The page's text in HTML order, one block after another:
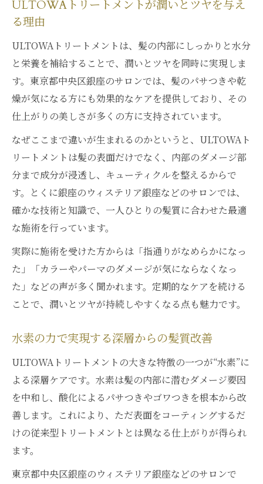
ULTOWAトリートメントが潤いとツヤを与え
る理由
ULTOWAトリートメントは、髪の内部にしっかりと水分
と栄養を補給することで、潤いとツヤを同時に実現しま
す。東京都中央区銀座のサロンでは、髪のパサつきや乾
燥が気になる方にも効果的なケアを提供しており、その
仕上がりの美しさが多くの方に支持されています。
なぜここまで違いが生まれるのかというと、ULTOWAト
リートメントは髪の表面だけでなく、内部のダメージ部
分まで成分が浸透し、キューティクルを整えるからで
す。とくに銀座のウィステリア銀座などのサロンでは、
確かな技術と知識で、一人ひとりの髪質に合わせた最適
な施術を行っています。
実際に施術を受けた方からは「指通りがなめらかになっ
た」「カラーやパーマのダメージが気にならなくなっ
た」などの声が多く聞かれます。定期的なケアを続ける
ことで、潤いとツヤが持続しやすくなる点も魅力です。
水素の力で実現する深層からの髪質改善
ULTOWAトリートメントの大きな特徴の一つが“水素”に
よる深層ケアです。水素は髪の内部に潜むダメージ要因
を中和し、酸化によるパサつきやゴワつきを根本から改
善します。これにより、ただ表面をコーティングするだ
けの従来型トリートメントとは異なる仕上がりが得られ
ます。
東京都中央区銀座のウィステリア銀座などのサロンで